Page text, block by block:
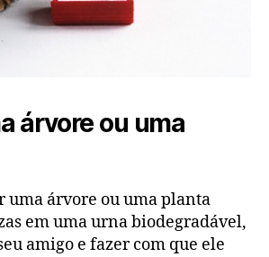
árvore ou uma
uma árvore ou uma planta
em uma urna biodegradável,
amigo e fazer com que ele